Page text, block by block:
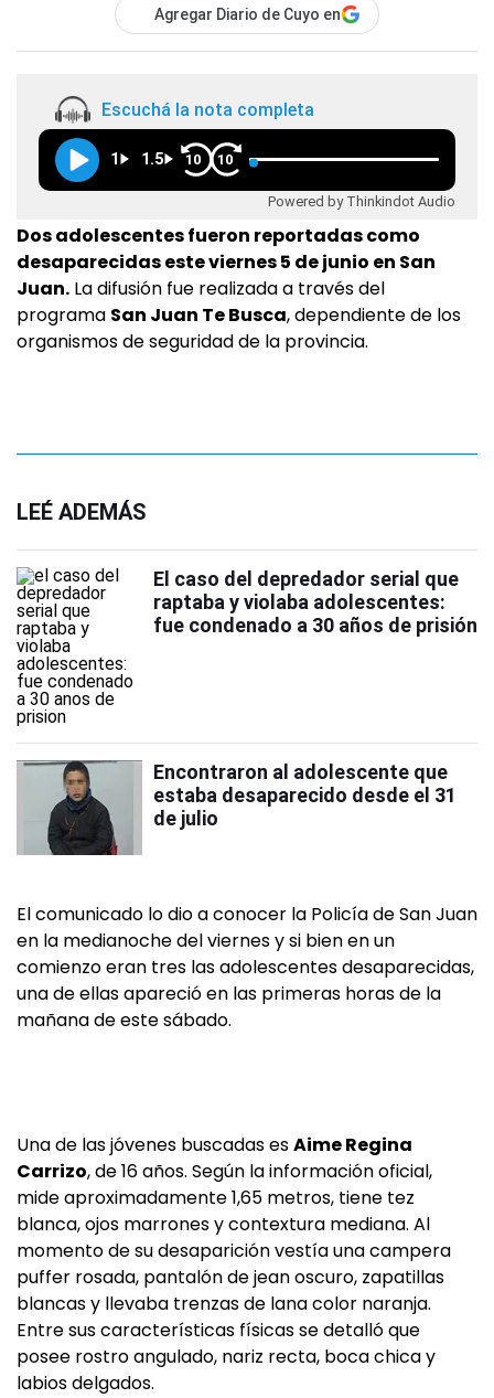
Agregar Diario de Cuyo en
Escuchá la nota completa
1 1.5 10 10
Powered by Thinkindot Audio
Dos adolescentes fueron reportadas como
desaparecidas este viernes 5 de junio en San
Juan. La difusión fue realizada a través del
programa San Juan Te Busca, dependiente de los
organismos de seguridad de la provincia.
LEÉ ADEMÁS
El caso del depredador serial que
raptaba y violaba adolescentes:
fue condenado a 30 años de prisión
Encontraron al adolescente que
estaba desaparecido desde el 31
de julio
El comunicado lo dio a conocer la Policía de San Juan
en la medianoche del viernes y si bien en un
comienzo eran tres las adolescentes desaparecidas,
una de ellas apareció en las primeras horas de la
mañana de este sábado.
Una de las jóvenes buscadas esAime Regina
Carrizo, de 16 años. Según la información oficial,
mide aproximadamente 1,65 metros, tiene tez
blanca, ojos marrones y contextura mediana. Al
momento de su desaparición vestía una campera
puffer rosada, pantalón de jean oscuro, zapatillas
blancas y llevaba trenzas de lana color naranja.
Entre sus características físicas se detalló que
posee rostro angulado, nariz recta, boca chica y
labios delgados.